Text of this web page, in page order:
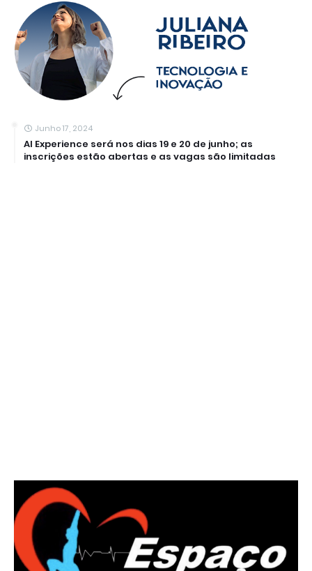
Junho 17, 2024
AI Experience será nos dias 19 e 20 de junho; as
inscrições estão abertas e as vagas são limitadas